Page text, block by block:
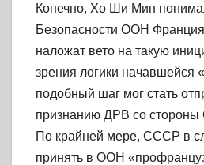
Конечно, Хо Ши Мин
Безопасности ООН
наложат вето на такую
зрения логики начавшейся
подобный шаг мог стать
признанию ДРВ со стороны
По крайней мере, СССР в
принять в ООН